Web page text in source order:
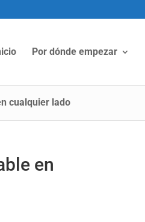
cualquier lado
Por dónde empezar
en